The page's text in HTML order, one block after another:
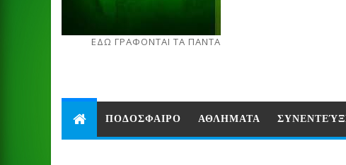
ΕΔΩ ΓΡΑΦΟΝΤΑΙ ΤΑ ΠΑΝΤΑ
ΠΟΔΟΣΦΑΙΡΟ ΑΘΛΗΜΑΤΑ